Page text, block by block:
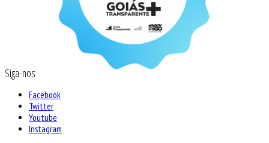
Siga-nos
Facebook
Twitter
Youtube
Instagram